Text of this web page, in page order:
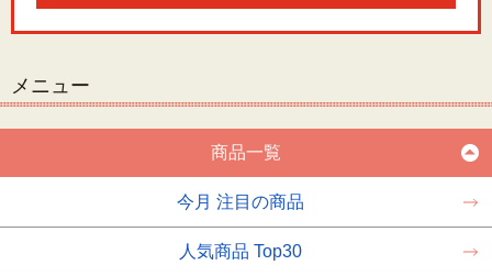
メニュー
商品一覧
今月 注目の商品
人気商品 Top30